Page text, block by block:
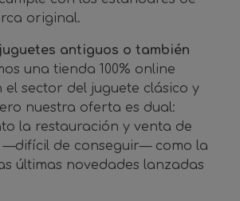
original.
antiguos o también
una tienda 100% online
el sector del juguete clásico y
nuestra oferta es dual:
la restauración y venta de
—difícil de conseguir— como la
últimas novedades lanzadas